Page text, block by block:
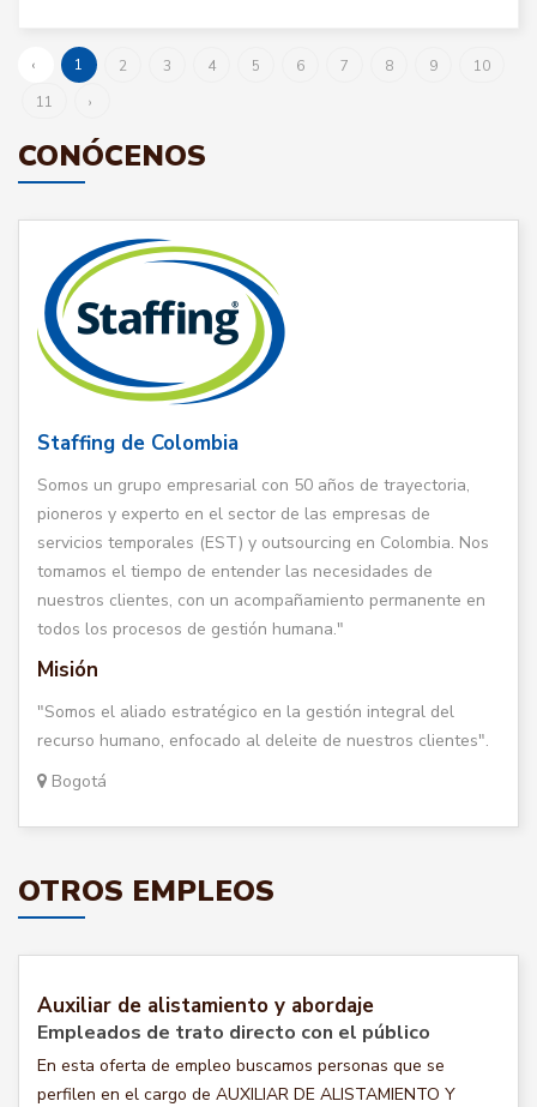
‹ 1 2 3 4 5 6 7 8 9
10
11
›
CONÓCENOS
Staffing de Colombia
Somos un grupo empresarial con 50 años de trayectoria,
pioneros y experto en el sector de las empresas de
servicios temporales (EST) y outsourcing en Colombia. Nos
tomamos el tiempo de entender las necesidades de
nuestros clientes, con un acompañamiento permanente en
todos los procesos de gestión humana."
Misión
"Somos el aliado estratégico en la gestión integral del
recurso humano, enfocado al deleite de nuestros clientes".
Bogotá
OTROS EMPLEOS
Auxiliar de alistamiento y abordaje
Empleados de trato directo con el público
En esta oferta de empleo buscamos personas que se
perfilen en el cargo de AUXILIAR DE ALISTAMIENTO Y